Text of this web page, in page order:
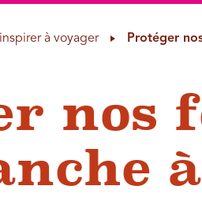
à voyager Protéger
nos